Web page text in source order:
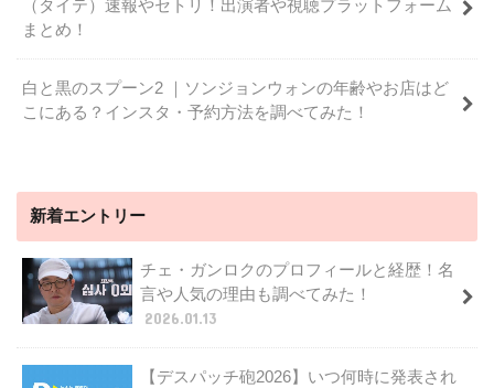
（タイテ）速報やセトリ！出演者や視聴プラットフォーム
まとめ！
白と黒のスプーン2 ｜ソンジョンウォンの年齢やお店はど
こにある？インスタ・予約方法を調べてみた！
新着エントリー
チェ・ガンロクのプロフィールと経歴！名
言や人気の理由も調べてみた！
2026.01.13
【デスパッチ砲2026】いつ何時に発表され